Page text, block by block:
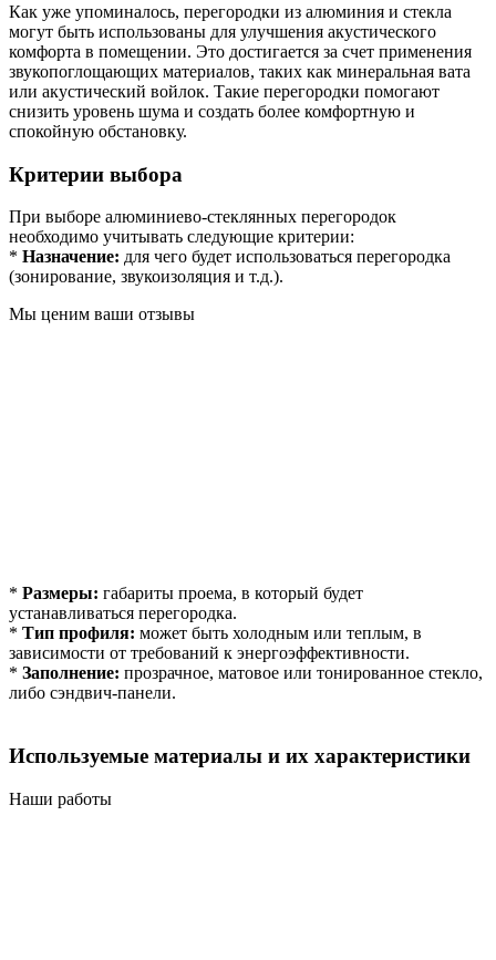
Как уже упоминалось, перегородки из алюминия и стекла
могут быть использованы для улучшения акустического
комфорта в помещении. Это достигается за счет применения
звукопоглощающих материалов, таких как минеральная вата
или акустический войлок. Такие перегородки помогают
снизить уровень шума и создать более комфортную и
спокойную обстановку.
Критерии выбора
При выборе алюминиево-стеклянных перегородок
необходимо учитывать следующие критерии:
* Назначение: для чего будет использоваться перегородка
(зонирование, звукоизоляция и т.д.).
Мы ценим ваши отзывы
* Размеры: габариты проема, в который будет
устанавливаться перегородка.
* Тип профиля: может быть холодным или теплым, в
зависимости от требований к энергоэффективности.
* Заполнение: прозрачное, матовое или тонированное стекло,
либо сэндвич-панели.
Используемые материалы и их характеристики
Наши работы